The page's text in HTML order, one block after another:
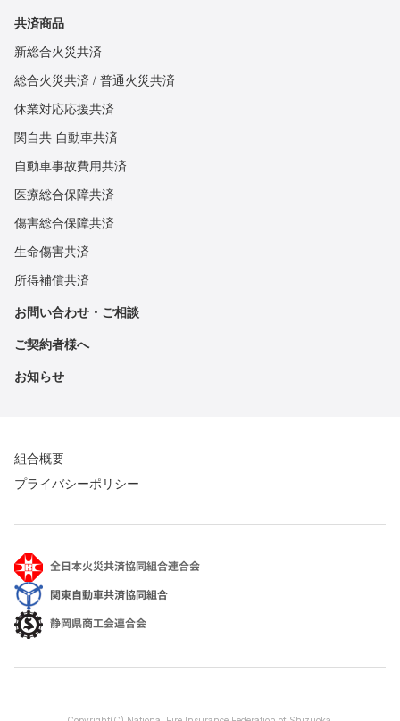
共済商品
新総合火災共済
総合火災共済 / 普通火災共済
休業対応応援共済
関自共 自動車共済
自動車事故費用共済
医療総合保障共済
傷害総合保障共済
生命傷害共済
所得補償共済
お問い合わせ・ご相談
ご契約者様へ
お知らせ
組合概要
プライバシーポリシー